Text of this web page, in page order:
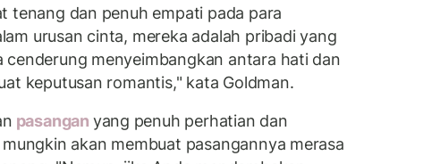
tenang dan penuh empati pada para
urusan cinta, mereka adalah pribadi yang
cenderung menyeimbangkan antara hati dan
keputusan romantis," kata Goldman.
pasangan yang penuh perhatian dan
akan membuat pasangannya merasa